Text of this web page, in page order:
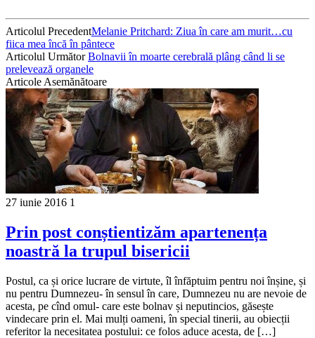
Articolul PrecedentMelanie Pritchard: Ziua în care am murit…cu
fiica mea încă în pântece
Articolul UrmătorBolnavii în moarte cerebrală plâng când li se
prelevează organele
Articole Asemănătoare
27 iunie 2016 1
Prin post conștientizăm apartenența
noastră la trupul bisericii
Postul, ca și orice lucrare de virtute, îl înfăptuim pentru noi înșine, și
nu pentru Dumnezeu- în sensul în care, Dumnezeu nu are nevoie de
acesta, pe cînd omul- care este bolnav și neputincios, găsește
vindecare prin el. Mai mulți oameni, în special tinerii, au obiecții
referitor la necesitatea postului: ce folos aduce acesta, de […]